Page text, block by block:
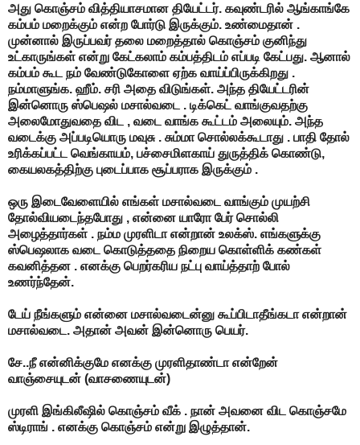
அது கொஞ்சம் வித்தியாசமான தியேட்டர். கவுண்டரில் ஆங்காங்கே
கம்பம் மறைக்கும் என்ற போர்டு இருக்கும். உண்மைதான் .
முன்னால் இருப்பவர் தலை மறைத்தால் கொஞ்சம் குனிந்து
உட்காருங்கள் என்று கேட்கலாம் கம்பத்திடம் எப்படி கேட்பது. ஆனால்
கம்பம் கூட நம் வேண்டுகோளை ஏற்க வாய்ப்பிருக்கிறது .
நம்மாளுங்க. ஹீம். சரி அதை விடுங்கள். அந்த தியேட்டரின்
இன்னொரு ஸ்பெஷல் மசால்வடை . டிக்கெட் வாங்குவதற்கு
அலைமோதுவதை விட , வடை வாங்க கூட்டம் அலையும். அந்த
வடைக்கு அப்படியொரு மவுசு . சும்மா சொல்லக்கூடாது . பாதி தோல்
உரிக்கப்பட்ட வெங்காயம், பச்சைமிளகாய் துருத்திக் கொண்டு,
கையலகத்திற்கு புடைப்பாக சூப்பராக இருக்கும் .
ஒரு இடைவேளையில் எங்கள் மசால்வடை வாங்கும் முயற்சி
தோல்வியடைந்தபோது , என்னை யாரோ பேர் சொல்லி
அழைத்தார்கள் . நம்ம முரளிடா என்றான் உலக்ஸ். எங்களுக்கு
ஸ்பெஷலாக வடை கொடுத்ததை நிறைய கொள்ளிக் கண்கள்
கவனித்தன . எனக்கு பெறர்கரிய நட்பு வாய்த்தாற் போல்
உணர்ந்தேன்.
டேய் நீங்களும் என்னை மசால்வடைன்னு கூப்பிடாதீங்கடா என்றான்
மசால்வடை. அதான் அவன் இன்னொரு பெயர்.
சே..நீ என்னிக்குமே எனக்கு முரளிதாண்டா என்றேன்
வாஞ்சையுடன் (வாசணையுடன்)
முரளி இங்கிலீஷில் கொஞ்சம் வீக் . நான் அவனை விட கொஞ்சமே
ஸ்டிராங் . எனக்கு கொஞ்சம் என்று இழுத்தான்.